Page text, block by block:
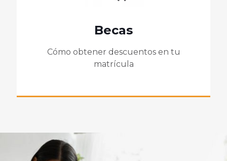
Becas
Cómo obtener descuentos en tu
matrícula